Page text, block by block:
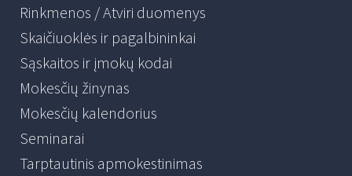
Rinkmenos / Atviri duomenys
Skaičiuoklės ir pagalbininkai
Sąskaitos ir įmokų kodai
Mokesčių žinynas
Mokesčių kalendorius
Seminarai
Tarptautinis apmokestinimas